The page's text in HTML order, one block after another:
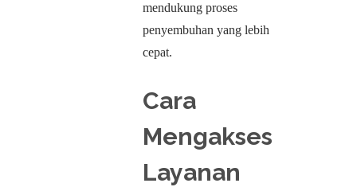
mendukung proses
penyembuhan yang lebih
cepat.
Cara
Mengakses
Layanan